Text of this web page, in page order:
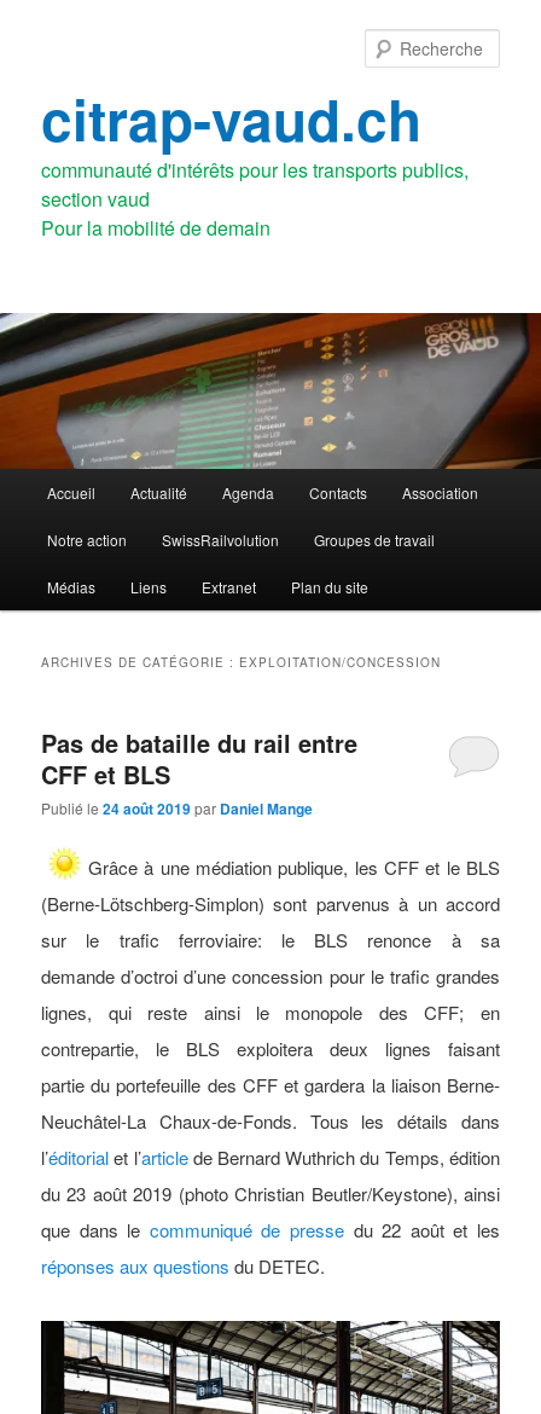
citrap-vaud.ch
communauté d'intérêts pour les transports publics,
section vaud
principal
Accueil Actualité Agenda Contacts Association
Notre action SwissRailvolution Groupes de travail
Médias Liens Extranet Plan du site
ARCHIVES DE CATÉGORIE : EXPLOITATION/CONCESSION
Pas de bataille du rail entre
CFF et BLS
Publié le24 août 2019par Daniel Mange
Grâce à une médiation publique, les CFF et le BLS
(Berne-Lötschberg-Simplon) sont parvenus à un accord
sur le trafic ferroviaire: le BLS renonce à sa
demande d’octroi d’une concession pour le trafic grandes
lignes, qui reste ainsi le monopole des CFF; en
contrepartie, le BLS exploitera deux lignes faisant
partie du portefeuille des CFF et gardera la liaison Berne-
Neuchâtel-La Chaux-de-Fonds. Tous les détails dans
l’éditorialet l’articlede Bernard Wuthrich du Temps, édition
du 23 août 2019 (photo Christian Beutler/Keystone), ainsi
que dans le communiqué de presse du 22 août et les
réponses aux questions du DETEC.